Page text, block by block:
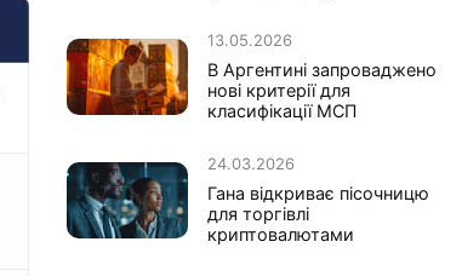
13.05.2026
В Аргентині запроваджено
нові критерії для
класифікації МСП
24.03.2026
Гана відкриває пісочницю
для торгівлі
криптовалютами